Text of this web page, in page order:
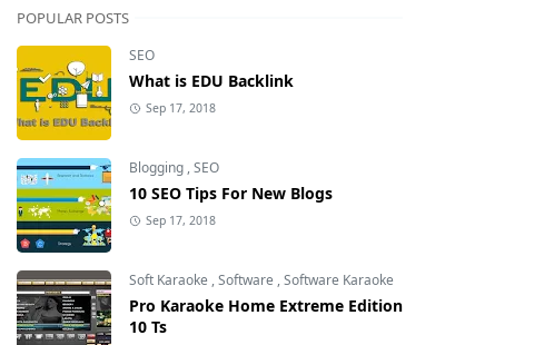
POPULAR POSTS
SEO
What is EDU Backlink
Sep 17, 2018
Blogging ,SEO
10 SEO Tips For New Blogs
Sep 17, 2018
Soft Karaoke ,Software ,Software Karaoke
Pro Karaoke Home Extreme Edition
10 Ts